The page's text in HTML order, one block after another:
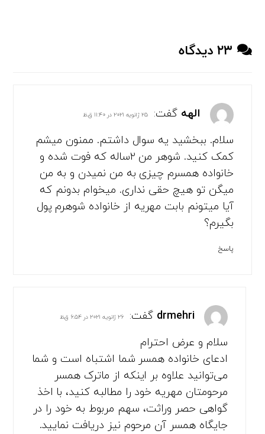
۲۳ دیدگاه
الهه گفت: ۲۵ ژانویه ۲۰۲۱ در ۱۱:۴۰ ق.ظ
سلام. ببخشید یه سوال داشتم. ممنون میشم
کمک کنید. شوهر من 2ساله که فوت شده و
خانواده همسرم چیزی به من نمیدن و به من
میگن تو هیچ حقی نداری. میخوام بدونم که
آیا میتونم بابت مهریه از خانواده شوهرم پول
بگیرم؟
پاسخ
drmehri گفت: ۲۶ ژانویه ۲۰۲۱ در ۶:۵۴ ق.ظ
سلام و عرض احترام
ادعای خانواده همسر شما اشتباه است و شما
می‌توانید علاوه بر اینکه از ماترک همسر
مرحومتان مهریه خود را مطالبه کنید، با اخذ
گواهی حصر وراثت، سهم مربوط به خود را در
جایگاه همسر آن مرحوم نیز دریافت نمایید.